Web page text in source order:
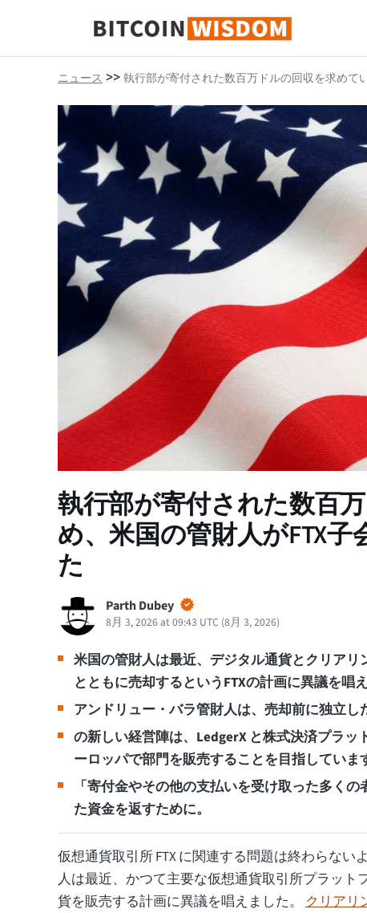
ビットコインの知恵
ニュース >> 執行部が寄付された数百万ドルの回収を求めて
執行部が寄付された数百
め、米国の管財人がFTX
た
Parth Dubey
8月 3, 2026 at 09:43 UTC (8月 3, 2026)
米国の管財人は最近、デジタル通貨とクリア
とともに売却するというFTXの計画に異議を唱
アンドリュー・バラ管財人は、売却前に独立し
の新しい経営陣は、LedgerX と株式決済プラッ
ーロッパで部門を販売することを目指していま
「寄付金やその他の支払いを受け取った多くの
た資金を返すために。
仮想通貨取引所 FTX に関連する問題は終わらない
人は最近、かつて主要な仮想通貨取引所プラット
貨を販売する計画に異議を唱えました。 クリアリ